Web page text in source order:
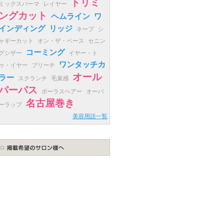
ミックスパーマ レイヤー
トリミ
ングカット
ヘムライン ワ
ンディング
リッジ ネープ
シ
ャギーカット
オン・ザ・ベース
セニン
シザー
コーミング
イヤー・ト
ゥ・イヤー
ブリーチ
ワンタッチカ
ー
スクランチ 毛束感
オール
ーパス
ポーラスヘアー
オーバ
ラップ 名古屋巻き
美容用語一覧